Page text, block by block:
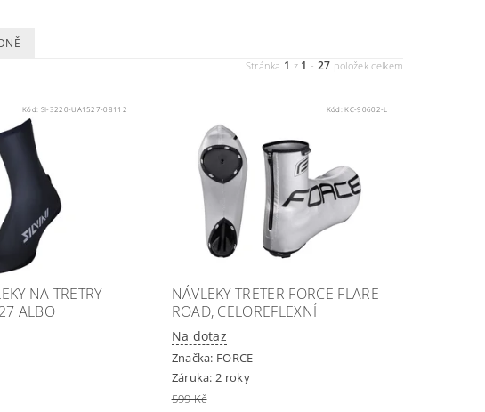
Stránka 1 z 1 - 27 položek celkem
Kód: SI-3220-UA1527-08112
NA TRETRY
ALBO
Kód:KC-90602-L
NÁVLEKY TRETER FORCE FLARE
ROAD, CELOREFLEXNÍ
Na dotaz
Značka: FORCE
Záruka: 2 roky
599 Kč